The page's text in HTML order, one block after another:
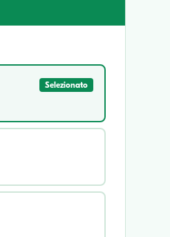
Selezionato